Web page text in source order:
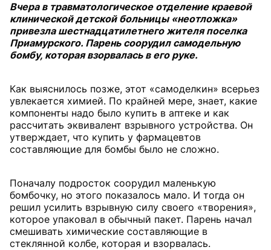
Вчера в травматологическое отделение краевой
клинической детской больницы «неотложка»
привезла шестнадцатилетнего жителя поселка
Приамурского. Парень соорудил самодельную
бомбу, которая взорвалась в его руке.
Как выяснилось позже, этот «самоделкин» всерьез
увлекается химией. По крайней мере, знает, какие
компоненты надо было купить в аптеке и как
рассчитать эквивалент взрывного устройства. Он
утверждает, что купить у фармацевтов
составляющие для бомбы было не сложно.
Поначалу подросток соорудил маленькую
бомбочку, но этого показалось мало. И тогда он
решил усилить взрывную силу своего «творения»,
которое упаковал в обычный пакет. Парень начал
смешивать химические составляющие в
стеклянной колбе, которая и взорвалась.